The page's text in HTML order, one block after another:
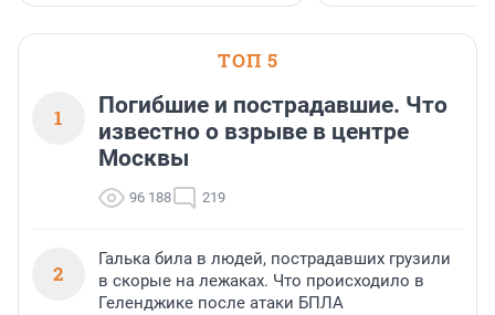
ТОП 5
1
Погибшие и пострадавшие. Что
известно о взрыве в центре
Москвы
96 188 219
2
Галька била в людей, пострадавших грузили
в скорые на лежаках. Что происходило в
Геленджике после атаки БПЛА